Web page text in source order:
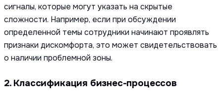
сигналы, которые могут указать на скрытые
сложности. Например, если при обсуждении
определенной темы сотрудники начинают проявлять
признаки дискомфорта, это может свидетельствовать
о наличии проблемной зоны.
2. Классификация бизнес-процессов